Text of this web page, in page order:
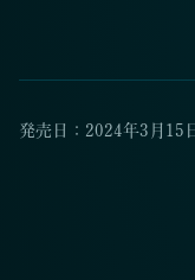
発売日： 2024年3月15